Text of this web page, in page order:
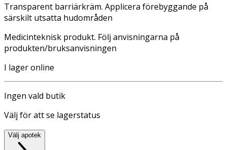
Transparent barriärkräm. Applicera förebyggande på
särskilt utsatta hudområden
Medicinteknisk produkt. Följ anvisningarna på
produkten/bruksanvisningen
I lager online
Ingen vald butik
Välj för att se lagerstatus
Välj apotek